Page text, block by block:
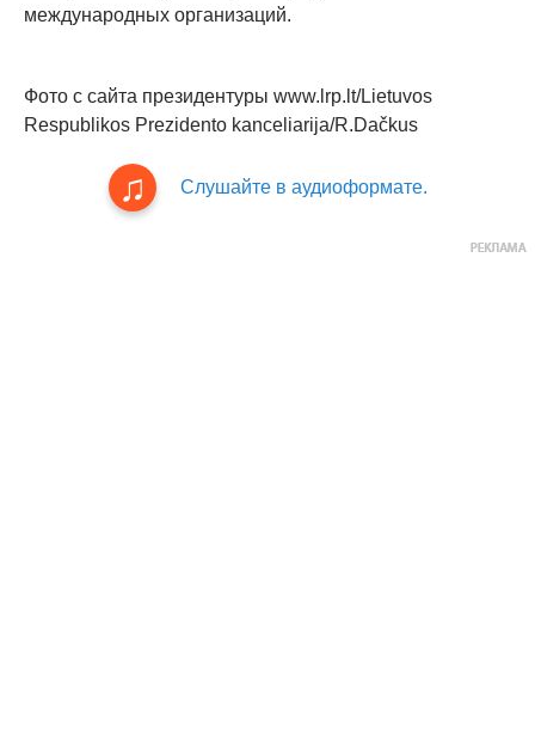
международных организаций.
Фото с сайта президентуры www.lrp.lt/Lietuvos
Respublikos Prezidento kanceliarija/R.Dačkus
Слушайте в аудиоформате.